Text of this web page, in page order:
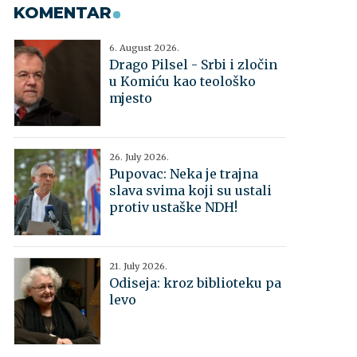
KOMENTAR
6. August 2026.
Drago Pilsel - Srbi i zločin
u Komiću kao teološko
mjesto
26. July 2026.
Pupovac: Neka je trajna
slava svima koji su ustali
protiv ustaške NDH!
21. July 2026.
Odiseja: kroz biblioteku pa
levo